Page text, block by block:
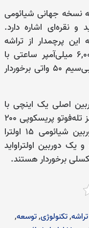
نسخه جهانی شیائومی
و نقره‌ای اشاره دارد.
پرچمدار از تراشه
اسنپدراگون ۸ الیت و یک باتری ۶,۰۰۰ میلی‌آمپر ساعتی با
پشتیبانی از شارژ سیمی ۹۰ واتی و بی‌سیم ۵۰ واتی برخوردار
اصلی یک اینچی با
سنسور Lytia LYT-900 سونی و یک لنز تله‌فوتو پریسکوپی ۲۰۰
مگاپیکسلی خواهد بود. سیستم دوربین شیائومی ۱۵ اولترا
دوربین اولتراواید
تراشه,تکنولوژی,توسعه,